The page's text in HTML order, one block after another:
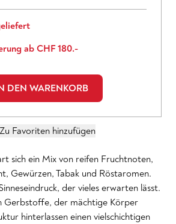
ab CHF 180.-
DEN WARENKORB
Zu Favoriten hinzufügen
sich ein Mix von reifen Fruchtnoten,
Gewürzen, Tabak und Röstaromen.
der vieles erwarten lässt.
Gerbstoffe, der mächtige Körper
hinterlassen einen vielschichtigen